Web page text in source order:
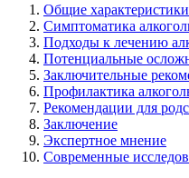
Общие
Симптоматика
Подходы к лечению
Потенциальные
Заключительные
Профилактика
Рекомендации для
Заключение
Экспертное мнение
Современные